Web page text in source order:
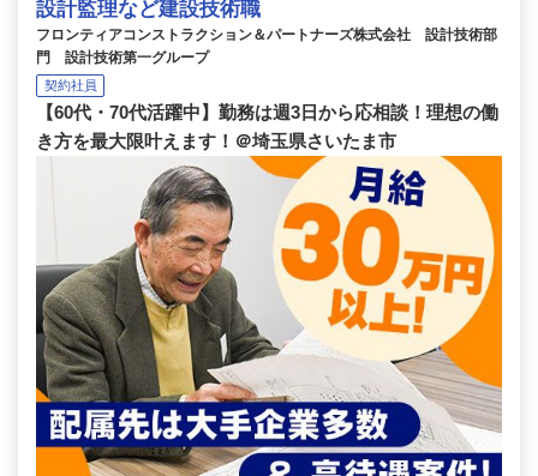
設計監理など建設技術職
フロンティアコンストラクション＆パートナーズ株式会社 設計技術部
門 設計技術第一グループ
契約社員
【60代・70代活躍中】勤務は週3日から応相談！理想の働
き方を最大限叶えます！＠埼玉県さいたま市